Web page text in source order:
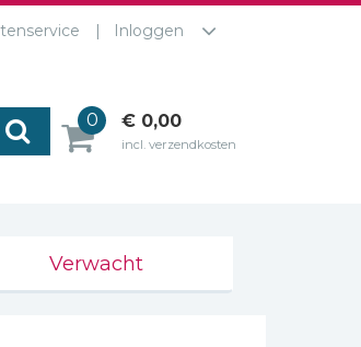
Inloggen
0 € 0,00
incl. verzendkosten
Verwacht